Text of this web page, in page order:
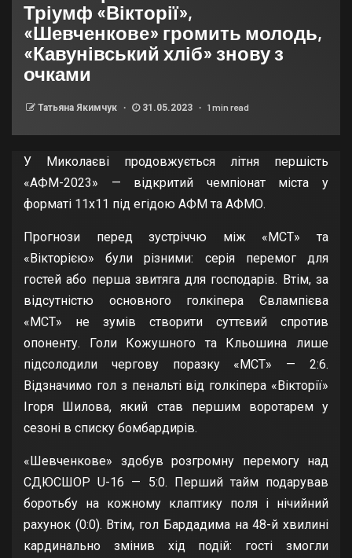
Тріумф «Вікторії»,
«Шевченкове» громить молодь,
«Кавунівський хліб» знову з
очками
Татьяна Якимчук 31.05.2023 1 min read
У Миколаєві продовжується літня першість
«АФМ-2023» — відкритий чемпіонат міста у
форматі 11х11 під егідою АФМ та АФМО.
Прогнози перед зустріччю між «МСТ» та
«Вікторією» були різними: серія перемог для
гостей або перша звитяга для господарів. Втім, за
відсутністю основного голкіпера Євлампієва
«МСТ» не зумів створити суттєвий спротив
опоненту. Голи Кожушного та Кльошина лише
підсолодили чергову поразку «МСТ» — 2:6.
Відзначимо гол з пенальті від голкіпера «Вікторії»
Ігоря Шилова, який став першим воротарем у
сезоні в списку бомбардирів.
«Шевченкове» здобув розгромну перемогу над
СДЮСШОР U-16 — 5:0. Перший тайм подарував
боротьбу на кожному клаптику поля і нічийний
рахунок (0:0). Втім, гол Бардадима на 48-й хвилині
кардинально змінив хід подій: гості змогли